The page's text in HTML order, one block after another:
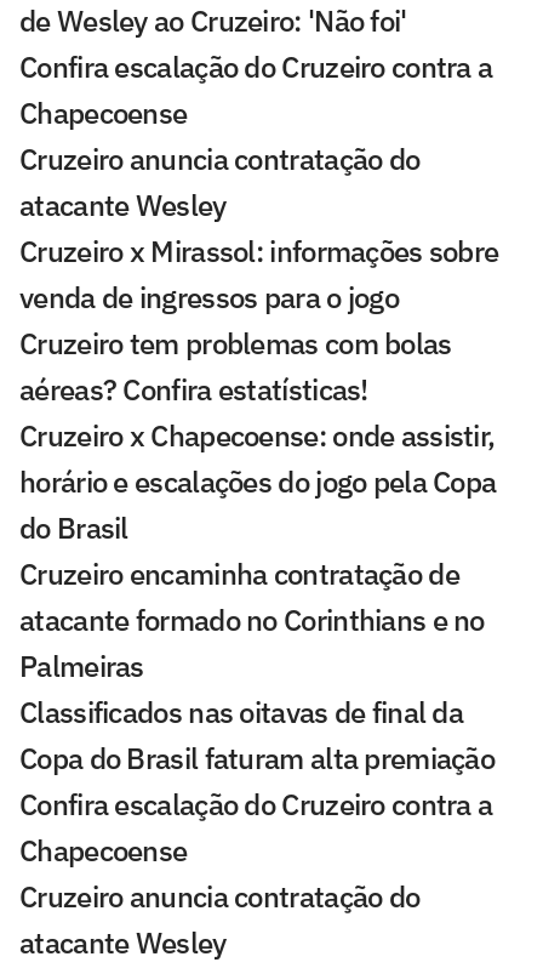
de Wesley ao Cruzeiro: 'Não foi'
Confira escalação do Cruzeiro contra a
Chapecoense
Cruzeiro anuncia contratação do
atacante Wesley
Cruzeiro x Mirassol: informações sobre
venda de ingressos para o jogo
Cruzeiro tem problemas com bolas
aéreas? Confira estatísticas!
Cruzeiro x Chapecoense: onde assistir,
horário e escalações do jogo pela Copa
do Brasil
Cruzeiro encaminha contratação de
atacante formado no Corinthians e no
Palmeiras
Classificados nas oitavas de final da
Copa do Brasil faturam alta premiação
Confira escalação do Cruzeiro contra a
Chapecoense
Cruzeiro anuncia contratação do
atacante Wesley